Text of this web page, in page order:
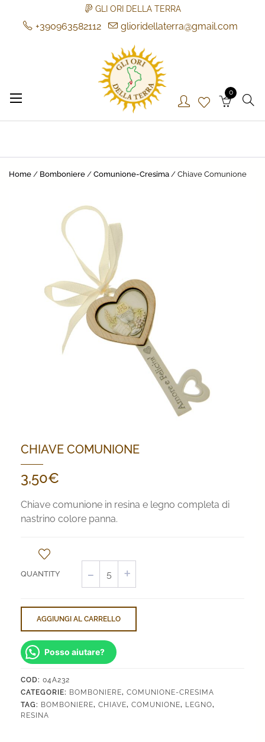
GLI ORI DELLA TERRA
+390963582112
glioridellaterra@gmail.com
Gli Ori della Terra
Gli Ori della Terra
0
Home / Bomboniere / Comunione-Cresima / Chiave Comunione
CHIAVE COMUNIONE
3,50€
Chiave comunione in resina e legno completa di
nastrino colore panna.
Comunione
quantità
AGGIUNGI AL CARRELLO
Posso aiutare?
COD: 04A232
CATEGORIE: BOMBONIERE, COMUNIONE-CRESIMA
TAG: BOMBONIERE, CHIAVE, COMUNIONE, LEGNO,
RESINA